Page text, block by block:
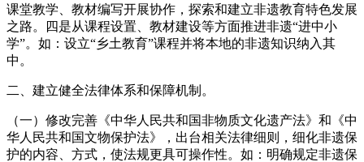
课堂教学、教材编写开展协作，探索和建立非遗教育特色发展
之路。四是从课程设置、教材建设等方面推进非遗“进中小
学”。如：设立“乡土教育”课程并将本地的非遗知识纳入其
中。
二、建立健全法律体系和保障机制。
（一）修改完善《中华人民共和国非物质文化遗产法》和《中
华人民共和国文物保护法》，出台相关法律细则，细化非遗保
护的内容、方式，使法规更具可操作性。如：明确规定非遗保